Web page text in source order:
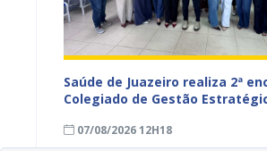
Saúde de Juazeiro realiza 2ª
Colegiado de Gestão
monitoramento do SUS
07/08/2026 12H18